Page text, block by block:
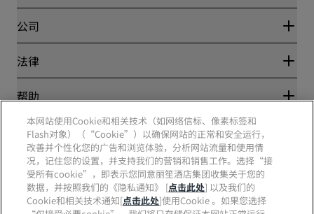
Blog
目的地
丽笙酒店集团APP
体育认证酒店
家庭友好型酒店
合作伙伴
公司
丽笙酒店集团
工作机会 RHG
工作机会 PPHE
工作机会 EHL
The Club by RHG
发展机会
责任经营
采购
法律
隐私中心
丽赏会条款和条件
网站使用协议
数字无障碍
现代奴隶制声明
帮助
消费者警示
联系方式
常见问题
网站地图
社交媒体
丽笙酒店集团品牌
本网站使用Cookie和相关技术（如网络信标、像素标签和
Flash对象）（“Cookie”）以确保网站的正常和安全运行，
改善并个性化您的广告和浏览体验，分析网站流量和使用情
况，记住您的设置，并支持我们的营销和销售工作。选择“接
受所有cookie”，即表示您同意丽笙酒店集团收集关于您的
数据，并按照我们的《隐私通知》 [点击此处] 以及我们的
Cookie和相关技术通知[点击此处]使用Cookie 。如果您选择